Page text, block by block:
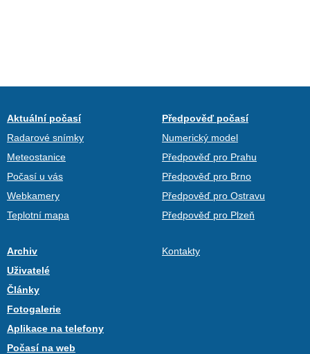
Aktuální počasí
Radarové snímky
Meteostanice
Počasí u vás
Webkamery
Teplotní mapa
Předpověď počasí
Numerický model
Předpověď pro Prahu
Předpověď pro Brno
Předpověď pro Ostravu
Předpověď pro Plzeň
Archiv
Uživatelé
Články
Fotogalerie
Aplikace na telefony
Počasí na web
Kontakty